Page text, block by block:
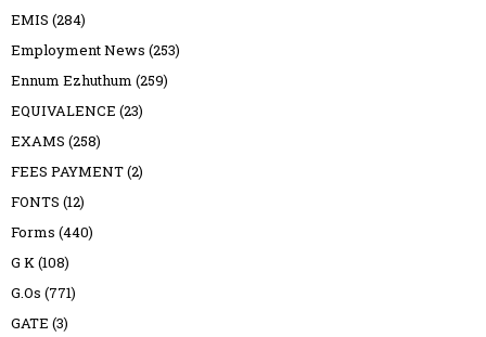
EMIS (284)
Employment News (253)
Ennum Ezhuthum (259)
EQUIVALENCE (23)
EXAMS (258)
FEES PAYMENT(2)
FONTS (12)
Forms (440)
G K (108)
G.Os (771)
GATE (3)